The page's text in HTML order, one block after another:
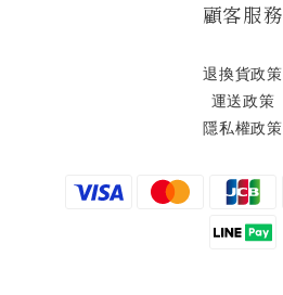
顧客服務
退換貨政策
運送政策
隱私權政策